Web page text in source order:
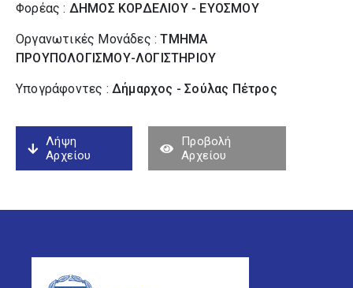
Φορέας : ΔΗΜΟΣ ΚΟΡΔΕΛΙΟΥ - ΕΥΟΣΜΟΥ
Οργανωτικές Μονάδες :ΤΜΗΜΑ
ΠΡΟΥΠΟΛΟΓΙΣΜΟΥ-ΛΟΓΙΣΤΗΡΙΟΥ
Υπογράφοντες : Δήμαρχος - Σούλας Πέτρος
Λήψη
Αρχείου
Προβολή
Αρχείου